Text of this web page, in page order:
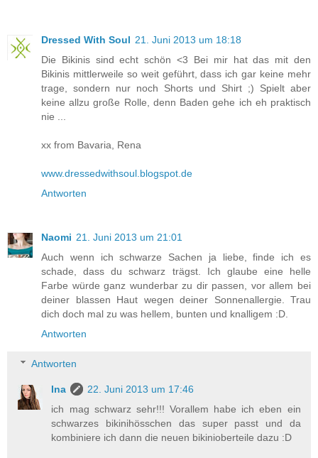
Dressed With Soul 21. Juni 2013 um 18:18
Die Bikinis sind echt schön <3 Bei mir hat das mit den
Bikinis mittlerweile so weit geführt, dass ich gar keine mehr
trage, sondern nur noch Shorts und Shirt ;) Spielt aber
keine allzu große Rolle, denn Baden gehe ich eh praktisch
nie ...
xx from Bavaria, Rena
www.dressedwithsoul.blogspot.de
Antworten
Naomi 21. Juni 2013 um 21:01
Auch wenn ich schwarze Sachen ja liebe, finde ich es
schade, dass du schwarz trägst. Ich glaube eine helle
Farbe würde ganz wunderbar zu dir passen, vor allem bei
deiner blassen Haut wegen deiner Sonnenallergie. Trau
dich doch mal zu was hellem, bunten und knalligem :D.
Antworten
Antworten
Ina
22. Juni 2013 um 17:46
ich mag schwarz sehr!!! Vorallem habe ich eben ein
schwarzes bikinihösschen das super passt und da
kombiniere ich dann die neuen bikinioberteile dazu :D